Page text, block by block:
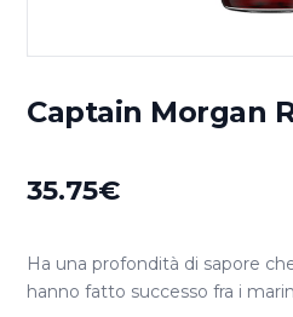
Captain Morgan
35.75€
Ha una profondità di sapore
hanno fatto successo fra i